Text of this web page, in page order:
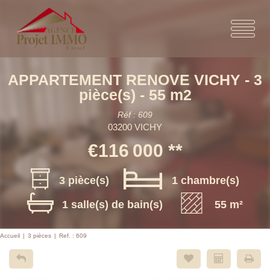
APPARTEMENT RENOVE VICHY - 3
pièce(s) - 55 m2
Réf : 609
03200 VICHY
€116 000 **
3 pièce(s)
1 chambre(s)
1 salle(s) de bain(s)
55 m²
Accueil 3 pièces Ref. : 609